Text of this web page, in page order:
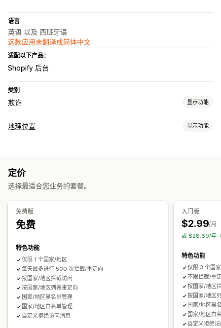
语言
英语 以及 西班牙语
这款应用未翻译成简体中文
适配以下产品：
Shopify 后台
类别
欺诈 显示功能
欺诈类型
自定义规则
地理位置 显示功能
定价
选择最适合您业务的套餐。
免费版
免费
特色功能
仅限 1 个国家/地区
每天最多进行 500 次拦截/重定向
按国家/地区拦截访问
按国家/地区列表重定向
国家/地区黑名单管理
国家/地区白名单管理
自定义拒绝访问消息
入门版
$2.99/月
或 $28.69/年
特色功能
仅限 3 个国
不限拦截/重
按国家/地区
按国家/地区
国家/地区黑
国家/地区白
自定义拒绝